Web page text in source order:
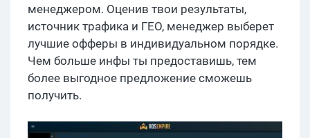
менеджером. Оценив твои результаты,
источник трафика и ГЕО, менеджер выберет
лучшие офферы в индивидуальном порядке.
Чем больше инфы ты предоставишь, тем
более выгодное предложение сможешь
получить.